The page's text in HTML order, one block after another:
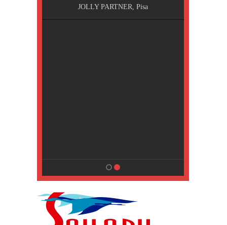
JOLLY PARTNER, Pisa